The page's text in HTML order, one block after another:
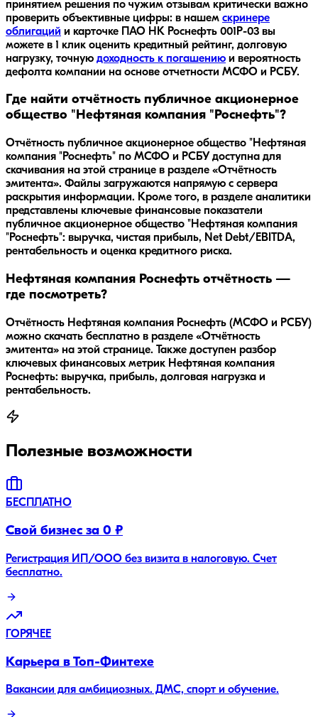
принятием решения по чужим отзывам критически важно
проверить объективные цифры: в нашем скринере
облигаций и карточке ПАО НК Роснефть 001P-03 вы
можете в 1 клик оценить кредитный рейтинг, долговую
нагрузку, точную доходность к погашению и вероятность
дефолта компании на основе отчетности МСФО и РСБУ.
Где найти отчётность публичное акционерное
общество "Нефтяная компания "Роснефть"?
Отчётность публичное акционерное общество "Нефтяная
компания "Роснефть" по МСФО и РСБУ доступна для
скачивания на этой странице в разделе «Отчётность
эмитента». Файлы загружаются напрямую с сервера
раскрытия информации. Кроме того, в разделе аналитики
представлены ключевые финансовые показатели
публичное акционерное общество "Нефтяная компания
"Роснефть": выручка, чистая прибыль, Net Debt/EBITDA,
рентабельность и оценка кредитного риска.
Нефтяная компания Роснефть отчётность —
где посмотреть?
Отчётность Нефтяная компания Роснефть (МСФО и РСБУ)
можно скачать бесплатно в разделе «Отчётность
эмитента» на этой странице. Также доступен разбор
ключевых финансовых метрик Нефтяная компания
Роснефть: выручка, прибыль, долговая нагрузка и
рентабельность.
Полезные возможности
БЕСПЛАТНО
Свой бизнес за 0 ₽
Регистрация ИП/ООО без визита в налоговую. Счет
бесплатно.
ГОРЯЧЕЕ
Карьера в Топ-Финтехе
Вакансии для амбициозных. ДМС, спорт и обучение.